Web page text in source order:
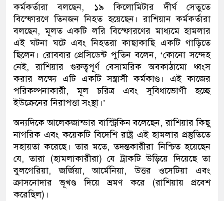
কর্মকর্তারা বলছেন, ১৯ কিলোমিটার দীর্ঘ সেতুতে
বিস্ফোরণে তিনজন নিহত হয়েছেন। রাশিয়ান কর্মকর্তারা
বলছেন, মূলত একটি লরি বিস্ফোরণের মাধ্যমে হামলার
এই ঘটনা ঘটে এবং নিহতরা কাছাকাছি একটি গাড়িতে
ছিলেন। রোববার প্রেসিডেন্ট পুতিন বলেন, ‘কোনো সন্দেহ
নেই, রাশিয়ার গুরুত্বপূর্ণ বেসামরিক অবকাঠামো ধ্বংস
করার লক্ষ্যে এটি একটি সন্ত্রাসী কর্মকাণ্ড। এই কাজের
পরিকল্পনাকারী, মূল চরিত্র এবং সুবিধাভোগী হচ্ছে
ইউক্রেনের নিরাপত্তা সংস্থা।’
অন্যদিকে আলেকজান্ডার বাস্ট্রিকিন বলেছেন, রাশিয়ার কিছু
নাগরিক এবং কয়েকটি বিদেশি রাষ্ট্র এই হামলার প্রস্তুতিতে
সহায়তা করেছে। তার মতে, তদন্তকারীরা নিশ্চিত হয়েছেন
যে, তারা (হামলাকারীরা) যে ট্রাকটি উড়িয়ে দিয়েছে তা
বুলগেরিয়া, জর্জিয়া, আর্মেনিয়া, উত্তর ওসেটিয়া এবং
ক্রাসনোদার ভূখণ্ড দিয়ে ভ্রমণ করে (রাশিয়ায় প্রবেশ
করেছিল)।